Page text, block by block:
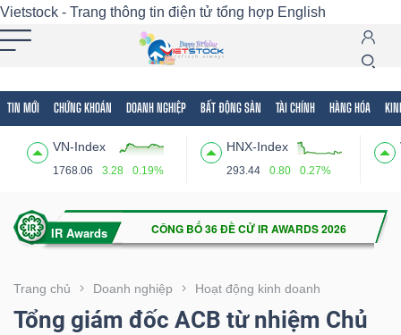
Vietstock - Trang thông tin điện tử tổng hợp English
TIN MỚI CHỨNG KHOÁN DOANH NGHIỆP BẤT ĐỘNG SẢN TÀI CHÍNH HÀNG HÓA
VN-Index
1768.06 3.28 0.19%
HNX-Index
293.44 0.80 0.27%
Trang chủ Doanh nghiệp Hoạt động kinh doanh
Tổng giám đốc ACB từ nhiệm Chủ
Tất cả Tính năng Ngành Mã chứng khoán
Tính
(-)
VIETSTOCK